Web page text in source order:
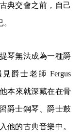
典交會之前，自己
琴無法成為一種爵
爵士老師 Fergus
本來就深藏在在骨
爵士鋼琴、爵士鼓
他的古典音樂中。